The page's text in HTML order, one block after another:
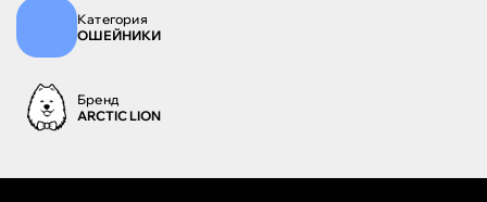
Категория
ОШЕЙНИКИ
Бренд
ARCTIC LION